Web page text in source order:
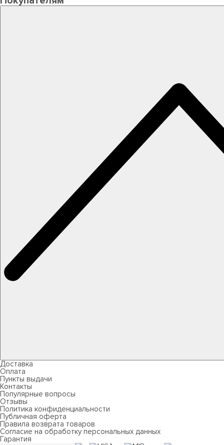
Доставка
Оплата
Пункты выдачи
Контакты
Популярные вопросы
Отзывы
Политика конфиденциальности
Публичная оферта
Правила возврата товаров
Согласие на обработку персональных данных
Гарантия